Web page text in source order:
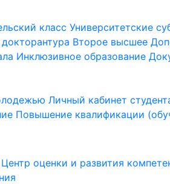
класс Университетские
Второе высшее
Инклюзивное образование
Личный кабинет
Повышение квалификации
Центр оценки и развития